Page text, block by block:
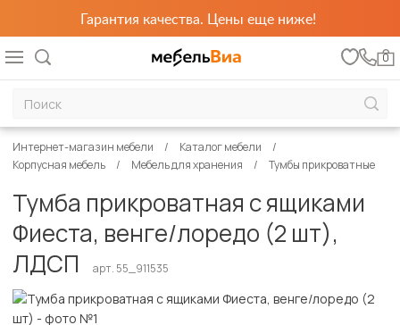
Гарантия качества. Цены еще ниже!
0
Интернет-магазин мебели
Каталог мебели
Корпусная мебель
Мебель для хранения Тумбы прикроватные
Тумба прикроватная с ящиками
Фиеста, венге/лоредо (2 шт),
ЛДСП
арт. 55_911535